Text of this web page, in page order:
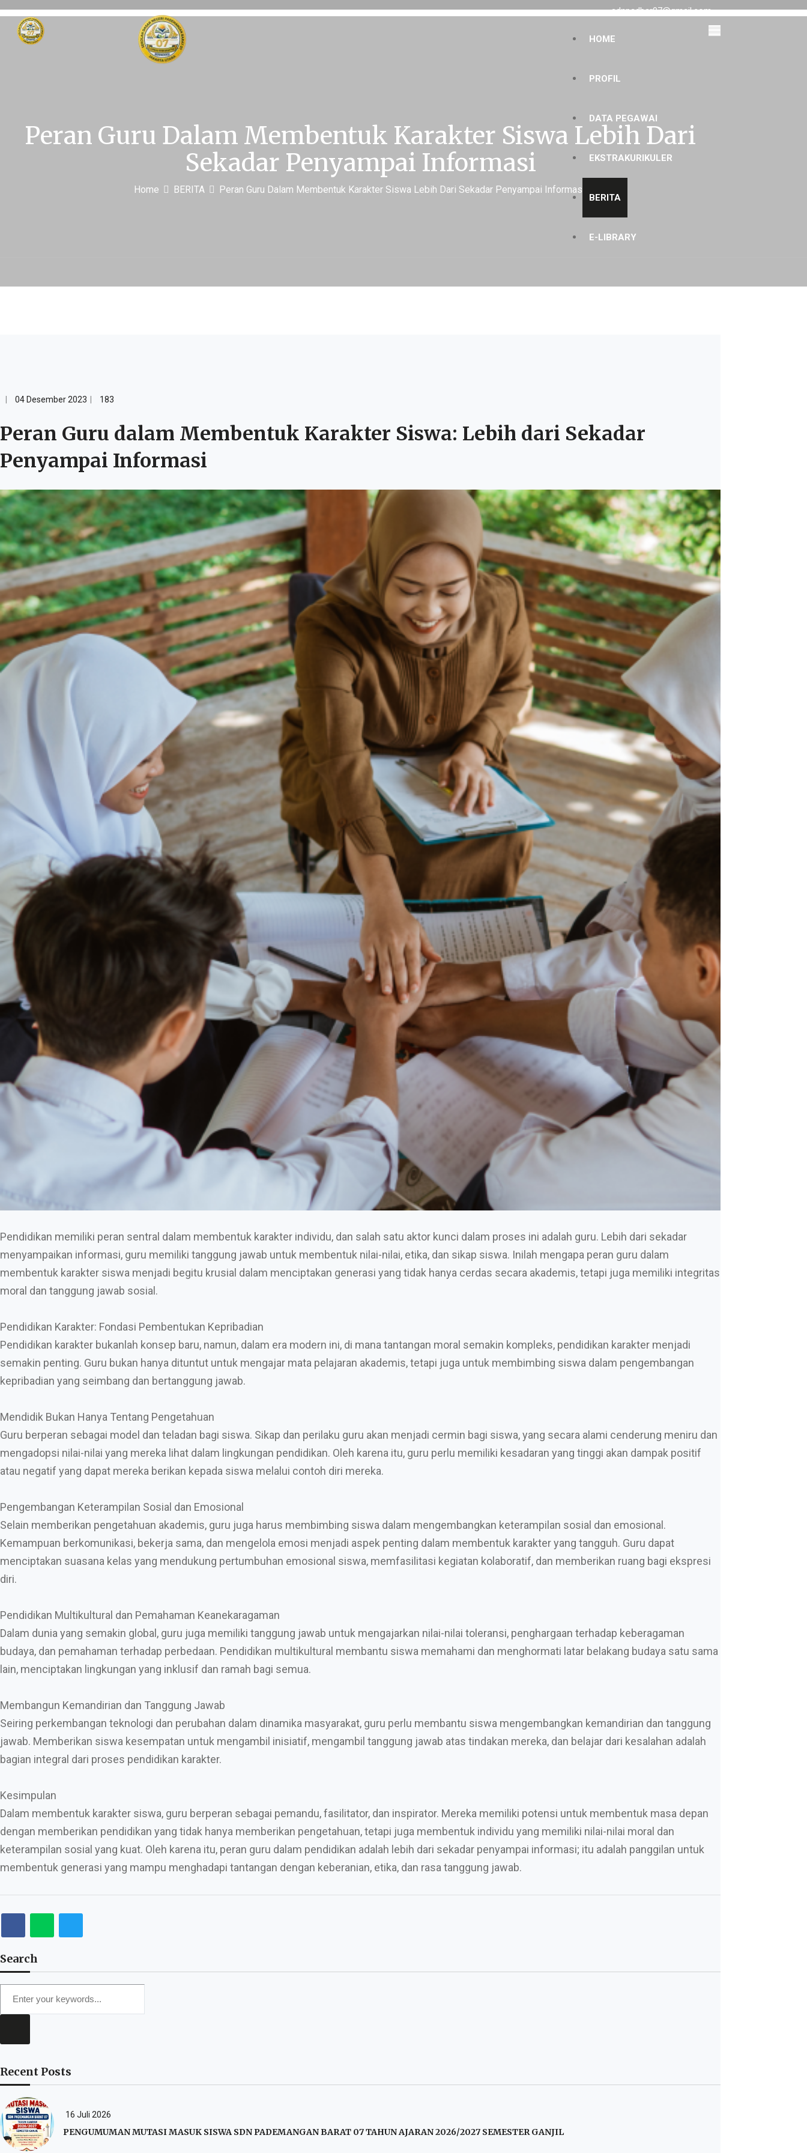
sdnpadbar07@gmail.com
HOME
PROFIL
DATA PEGAWAI
EKSTRAKURIKULER
BERITA
E-LIBRARY
Peran Guru Dalam Membentuk Karakter Siswa Lebih Dari
Sekadar Penyampai Informasi
Home BERITA Peran Guru Dalam Membentuk Karakter Siswa Lebih Dari Sekadar Penyampai Informasi
04 Desember 2023 183
Peran Guru dalam Membentuk Karakter Siswa: Lebih dari Sekadar
Penyampai Informasi
Pendidikan memiliki peran sentral dalam membentuk karakter individu, dan salah satu aktor kunci dalam proses ini adalah guru. Lebih dari sekadar
menyampaikan informasi, guru memiliki tanggung jawab untuk membentuk nilai-nilai, etika, dan sikap siswa. Inilah mengapa peran guru dalam
membentuk karakter siswa menjadi begitu krusial dalam menciptakan generasi yang tidak hanya cerdas secara akademis, tetapi juga memiliki integritas
moral dan tanggung jawab sosial.
Pendidikan Karakter: Fondasi Pembentukan Kepribadian
Pendidikan karakter bukanlah konsep baru, namun, dalam era modern ini, di mana tantangan moral semakin kompleks, pendidikan karakter menjadi
semakin penting. Guru bukan hanya dituntut untuk mengajar mata pelajaran akademis, tetapi juga untuk membimbing siswa dalam pengembangan
kepribadian yang seimbang dan bertanggung jawab.
Mendidik Bukan Hanya Tentang Pengetahuan
Guru berperan sebagai model dan teladan bagi siswa. Sikap dan perilaku guru akan menjadi cermin bagi siswa, yang secara alami cenderung meniru dan
mengadopsi nilai-nilai yang mereka lihat dalam lingkungan pendidikan. Oleh karena itu, guru perlu memiliki kesadaran yang tinggi akan dampak positif
atau negatif yang dapat mereka berikan kepada siswa melalui contoh diri mereka.
Pengembangan Keterampilan Sosial dan Emosional
Selain memberikan pengetahuan akademis, guru juga harus membimbing siswa dalam mengembangkan keterampilan sosial dan emosional.
Kemampuan berkomunikasi, bekerja sama, dan mengelola emosi menjadi aspek penting dalam membentuk karakter yang tangguh. Guru dapat
menciptakan suasana kelas yang mendukung pertumbuhan emosional siswa, memfasilitasi kegiatan kolaboratif, dan memberikan ruang bagi ekspresi
diri.
Pendidikan Multikultural dan Pemahaman Keanekaragaman
Dalam dunia yang semakin global, guru juga memiliki tanggung jawab untuk mengajarkan nilai-nilai toleransi, penghargaan terhadap keberagaman
budaya, dan pemahaman terhadap perbedaan. Pendidikan multikultural membantu siswa memahami dan menghormati latar belakang budaya satu sama
lain, menciptakan lingkungan yang inklusif dan ramah bagi semua.
Membangun Kemandirian dan Tanggung Jawab
Seiring perkembangan teknologi dan perubahan dalam dinamika masyarakat, guru perlu membantu siswa mengembangkan kemandirian dan tanggung
jawab. Memberikan siswa kesempatan untuk mengambil inisiatif, mengambil tanggung jawab atas tindakan mereka, dan belajar dari kesalahan adalah
bagian integral dari proses pendidikan karakter.
Kesimpulan
Dalam membentuk karakter siswa, guru berperan sebagai pemandu, fasilitator, dan inspirator. Mereka memiliki potensi untuk membentuk masa depan
dengan memberikan pendidikan yang tidak hanya memberikan pengetahuan, tetapi juga membentuk individu yang memiliki nilai-nilai moral dan
keterampilan sosial yang kuat. Oleh karena itu, peran guru dalam pendidikan adalah lebih dari sekadar penyampai informasi; itu adalah panggilan untuk
membentuk generasi yang mampu menghadapi tantangan dengan keberanian, etika, dan rasa tanggung jawab.
Search
Recent Posts
16 Juli 2026
PENGUMUMAN MUTASI MASUK SISWA SDN PADEMANGAN BARAT 07 TAHUN AJARAN 2026/2027 SEMESTER GANJIL